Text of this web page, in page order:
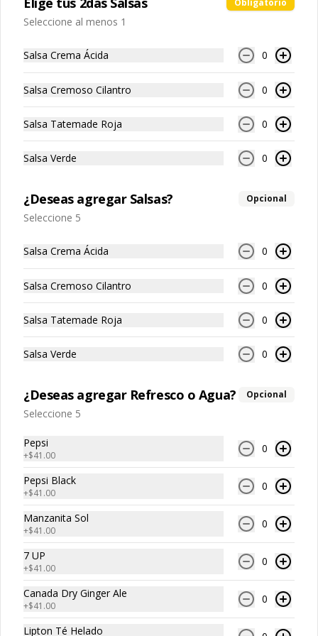
Nachos para compartir
Totopos de maíz fritos con
guacamole, cebolla morada, cilantro y
Nachos para compartir
maíz fritos bañados en salsa de queso
Tommy Papas
Porción individual de papas fritas de
Papas Fritas Individuales
Porción individual de papas fritas
acompañadas con una porción de
Obligatorio
Seleccione al menos 1
Salsa Crema Ácida 0
Salsa Cremoso Cilantro 0
Salsa Tatemade Roja 0
Salsa Verde 0
¿Deseas agregar Salsas? Opcional
Seleccione 5
Salsa Crema Ácida 0
Salsa Cremoso Cilantro 0
Salsa Tatemade Roja 0
Salsa Verde 0
¿Deseas agregar Refresco o Agua? Opcional
Seleccione 5
Pepsi
+$41.00
0
Pepsi Black
+$41.00
0
Manzanita Sol
+$41.00
0
7 UP
+$41.00
0
Canada Dry Ginger Ale
+$41.00
0
Lipton Té Helado